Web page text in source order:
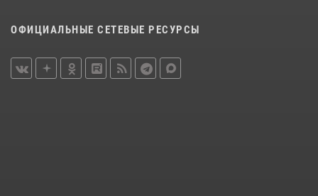
ОФИЦИАЛЬНЫЕ СЕТЕВЫЕ РЕСУРСЫ